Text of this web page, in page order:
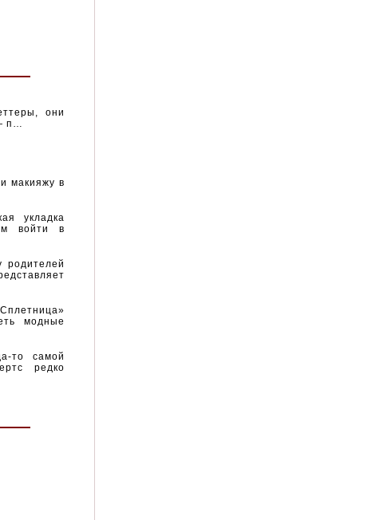
они
п…
макияжу в
укладка
войти в
родителей
модные
то самой
редко